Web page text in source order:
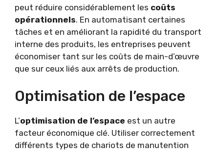
peut réduire considérablement les coûts
opérationnels. En automatisant certaines
tâches et en améliorant la rapidité du transport
interne des produits, les entreprises peuvent
économiser tant sur les coûts de main-d’œuvre
que sur ceux liés aux arrêts de production.
Optimisation de l’espace
L’optimisation de l’espace est un autre
facteur économique clé. Utiliser correctement
différents types de chariots de manutention